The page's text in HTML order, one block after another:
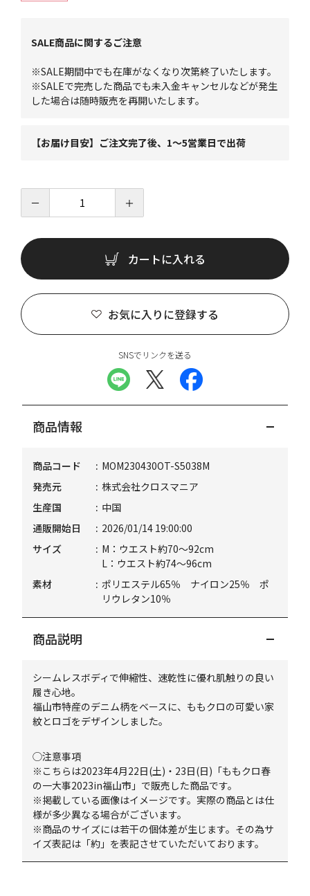
SALE商品に関するご注意
※SALE期間中でも在庫がなくなり次第終了いたします。
※SALEで完売した商品でも未入金キャンセルなどが発生
した場合は随時販売を再開いたします。
【お届け目安】ご注文完了後、1～5営業日で出荷
－ ＋
カートに入れる
お気に入りに登録する
SNSでリンクを送る
商品情報
商品コード
MOM230430OT-S5038M
発売元
株式会社クロスマニア
生産国
中国
通販開始日
2026/01/14 19:00:00
サイズ
M：ウエスト約70～92cm
L：ウエスト約74～96cm
素材
ポリエステル65％ ナイロン25％ ポ
リウレタン10％
商品説明
シームレスボディで伸縮性、速乾性に優れ肌触りの良い
履き心地。
福山市特産のデニム柄をベースに、ももクロの可愛い家
紋とロゴをデザインしました。
◯注意事項
※こちらは2023年4月22日(土)・23日(日)「ももクロ春
の一大事2023in福山市」で販売した商品です。
※掲載している画像はイメージです。実際の商品とは仕
様が多少異なる場合がございます。
※商品のサイズには若干の個体差が生じます。その為サ
イズ表記は「約」を表記させていただいております。